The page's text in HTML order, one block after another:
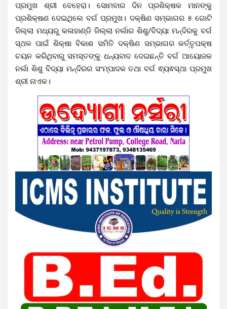
ପ୍ରମୁଖ ଶ୍ରୀ ବେହେରା। ସୋମବାର ଦିନ ପ୍ରଶିକ୍ଷକ ମାନଙ୍କୁ
ପ୍ରଶିକ୍ଷଣ ଦେଇଥିଲେ ବର୍ଗ ପ୍ରମୁଖ। ଦକ୍ଷିଣ ସମ୍ଭାଗର ୫ ଗୋଟି
ଜିଲ୍ଲା ମଧ୍ୟରୁ କଳାହାଣ୍ଡି ଜିଲ୍ଲା ନର୍ଲାର ଶିଶୁ/ବିଦ୍ୟା ମନ୍ଦିରକୁ ବର୍ଗ
ସ୍ଥଳ ପାଇଁ ଶିକ୍ଷା ବିକାଶ ସମିତି ଦକ୍ଷିଣ ସମ୍ଭାଗର କର୍ତ୍ତୃପକ୍ଷ
ଚୟନ କରିଥିବାରୁ ସମସ୍ତଙ୍କୁ ଧନ୍ୟବାଦ ଦେଇଛନ୍ତି ବର୍ଗ ଆୟୋଜକ
ନର୍ଲା ଶିଶୁ ବିଦ୍ୟା ମନ୍ଦିରର ସଂମ୍ପାଦକ ତଥା ବର୍ଗ ଵ୍ୟଵସ୍ଥା ପ୍ରମୁଖ
ଶ୍ରୀ ନାଏକ।